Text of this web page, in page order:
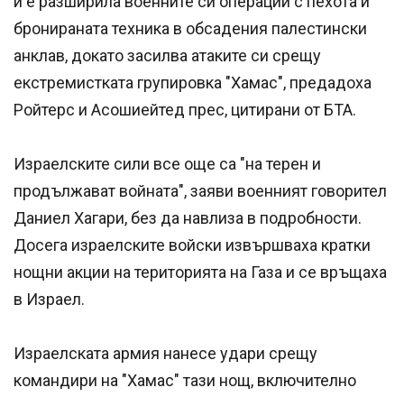
бронираната техника в обсадения палестински
анклав, докато засилва атаките си срещу
екстремистката групировка "Хамас", предадоха
Ройтерс и Асошиейтед прес, цитирани от БТА.
Израелските сили все още са "на терен и
продължават войната", заяви военният говорител
Даниел Хагари, без да навлиза в подробности.
Досега израелските войски извършваха кратки
нощни акции на територията на Газа и се връщаха
в Израел.
Израелската армия нанесе удари срещу
командири на "Хамас" тази нощ, включително